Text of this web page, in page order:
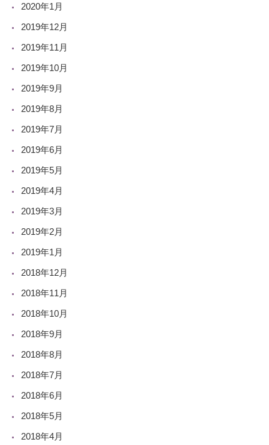
2020年1月
2019年12月
2019年11月
2019年10月
2019年9月
2019年8月
2019年7月
2019年6月
2019年5月
2019年4月
2019年3月
2019年2月
2019年1月
2018年12月
2018年11月
2018年10月
2018年9月
2018年8月
2018年7月
2018年6月
2018年5月
2018年4月